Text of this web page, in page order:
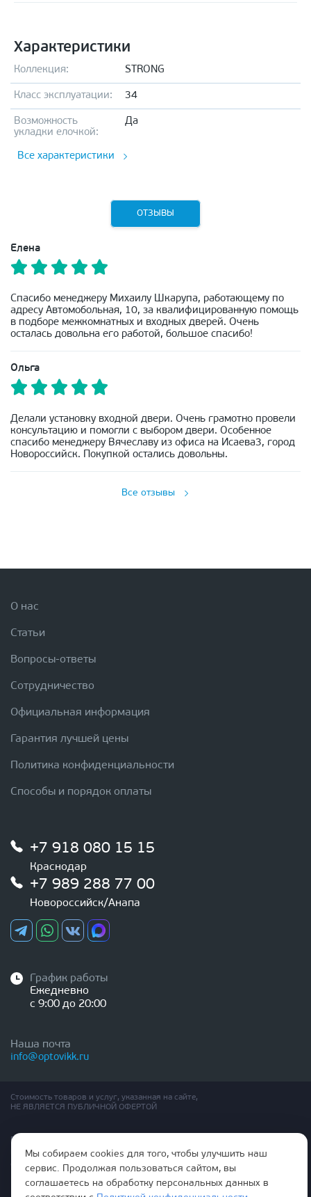
Характеристики
Коллекция: STRONG
Класс эксплуатации: 34
Возможность
укладки елочкой:
Да
Все характеристики
ОТЗЫВЫ
Елена
Спасибо менеджеру Михаилу Шкарупа, работающему по
адресу Автомобольная, 10, за квалифицированную помощь
в подборе межкомнатных и входных дверей. Очень
осталась довольна его работой, большое спасибо!
Ольга
Делали установку входной двери. Очень грамотно провели
консультацию и помогли с выбором двери. Особенное
спасибо менеджеру Вячеславу из офиса на Исаева3, город
Новороссийск. Покупкой остались довольны.
Все отзывы
О нас
Статьи
Вопросы-ответы
Сотрудничество
Официальная информация
Гарантия лучшей цены
Политика конфиденциальности
Способы и порядок оплаты
+7 918 080 15 15
Краснодар
+7 989 288 77 00
Новороссийск/Анапа
График работы
Ежедневно
с 9:00 до 20:00
Наша почта
info@optovikk.ru
Стоимость товаров и услуг, указанная на сайте,
НЕ ЯВЛЯЕТСЯ ПУБЛИЧНОЙ ОФЕРТОЙ
Правила эксплутации входных и межкомнатных дверей
Политика обработки персональных данных
Согласие на обработку персональных данных
Мы собираем cookies для того, чтобы улучшить наш
сервис. Продолжая пользоваться сайтом, вы
соглашаетесь на обработку персональных данных в